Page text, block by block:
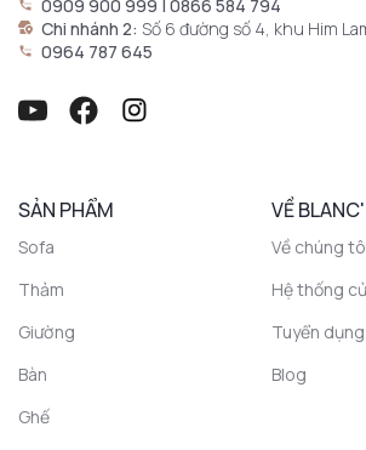
0909 900 999 | 0866 584 794
Chi nhánh 2: Số 6 đường số 4, khu Him
0964 787 645
SẢN PHẨM
Sofa
Thảm
Giường
Bàn
Ghế
VỀ BLANC'
Về chúng
Hệ thống
Tuyển dụng
Blog